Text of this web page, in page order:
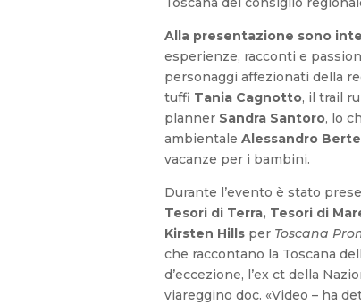
Alla presentazione sono
esperienze, racconti e
personaggi affezionati della
tuffi Tania Cagnotto, il trail
planner Sandra Santoro, lo
ambientaleAlessandro
vacanze per i bambini.
Durante l’evento è stato
Tesori di Terra, Tesori di
Kirsten Hills per Toscana
che raccontano la Toscana
d’eccezione, l’ex ct della
viareggino doc. «Video – ha